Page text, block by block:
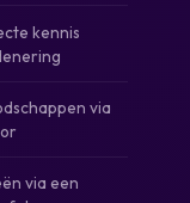
kennis
via
via een